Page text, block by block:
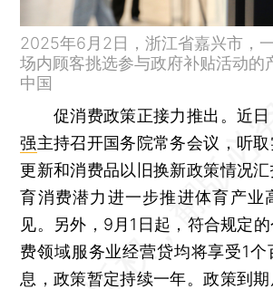
2025年6月2日，浙江省嘉兴市，
场内顾客挑选参与政府补贴活动的
中国
促消费政策正接力推出。近日
强主持召开国务院常务会议，听
更新和消费品以旧换新政策情况
育消费潜力进一步推进体育产业
见。另外，9月1日起，符合规定
费领域服务业经营贷均将享受1
息，政策暂定持续一年。政策到